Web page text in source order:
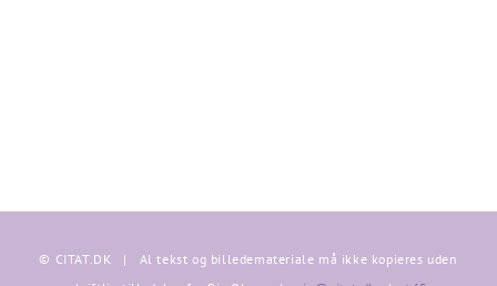
© CITAT.DK | Al tekst og billedemateriale må ikke kopieres uden